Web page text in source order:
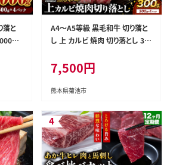
落と
取
イ
焼き
A4～A5等級 黒毛和牛 切り落と
し 上 カルビ 焼肉 切り落とし 30
日祝除く)》くまもと黒毛和牛 熊
本県 菊池市 上カルビ 焼肉用 黒
毛和牛 焼肉 肉 お肉 和牛 A5 A4
7,500円
熊本県菊池市